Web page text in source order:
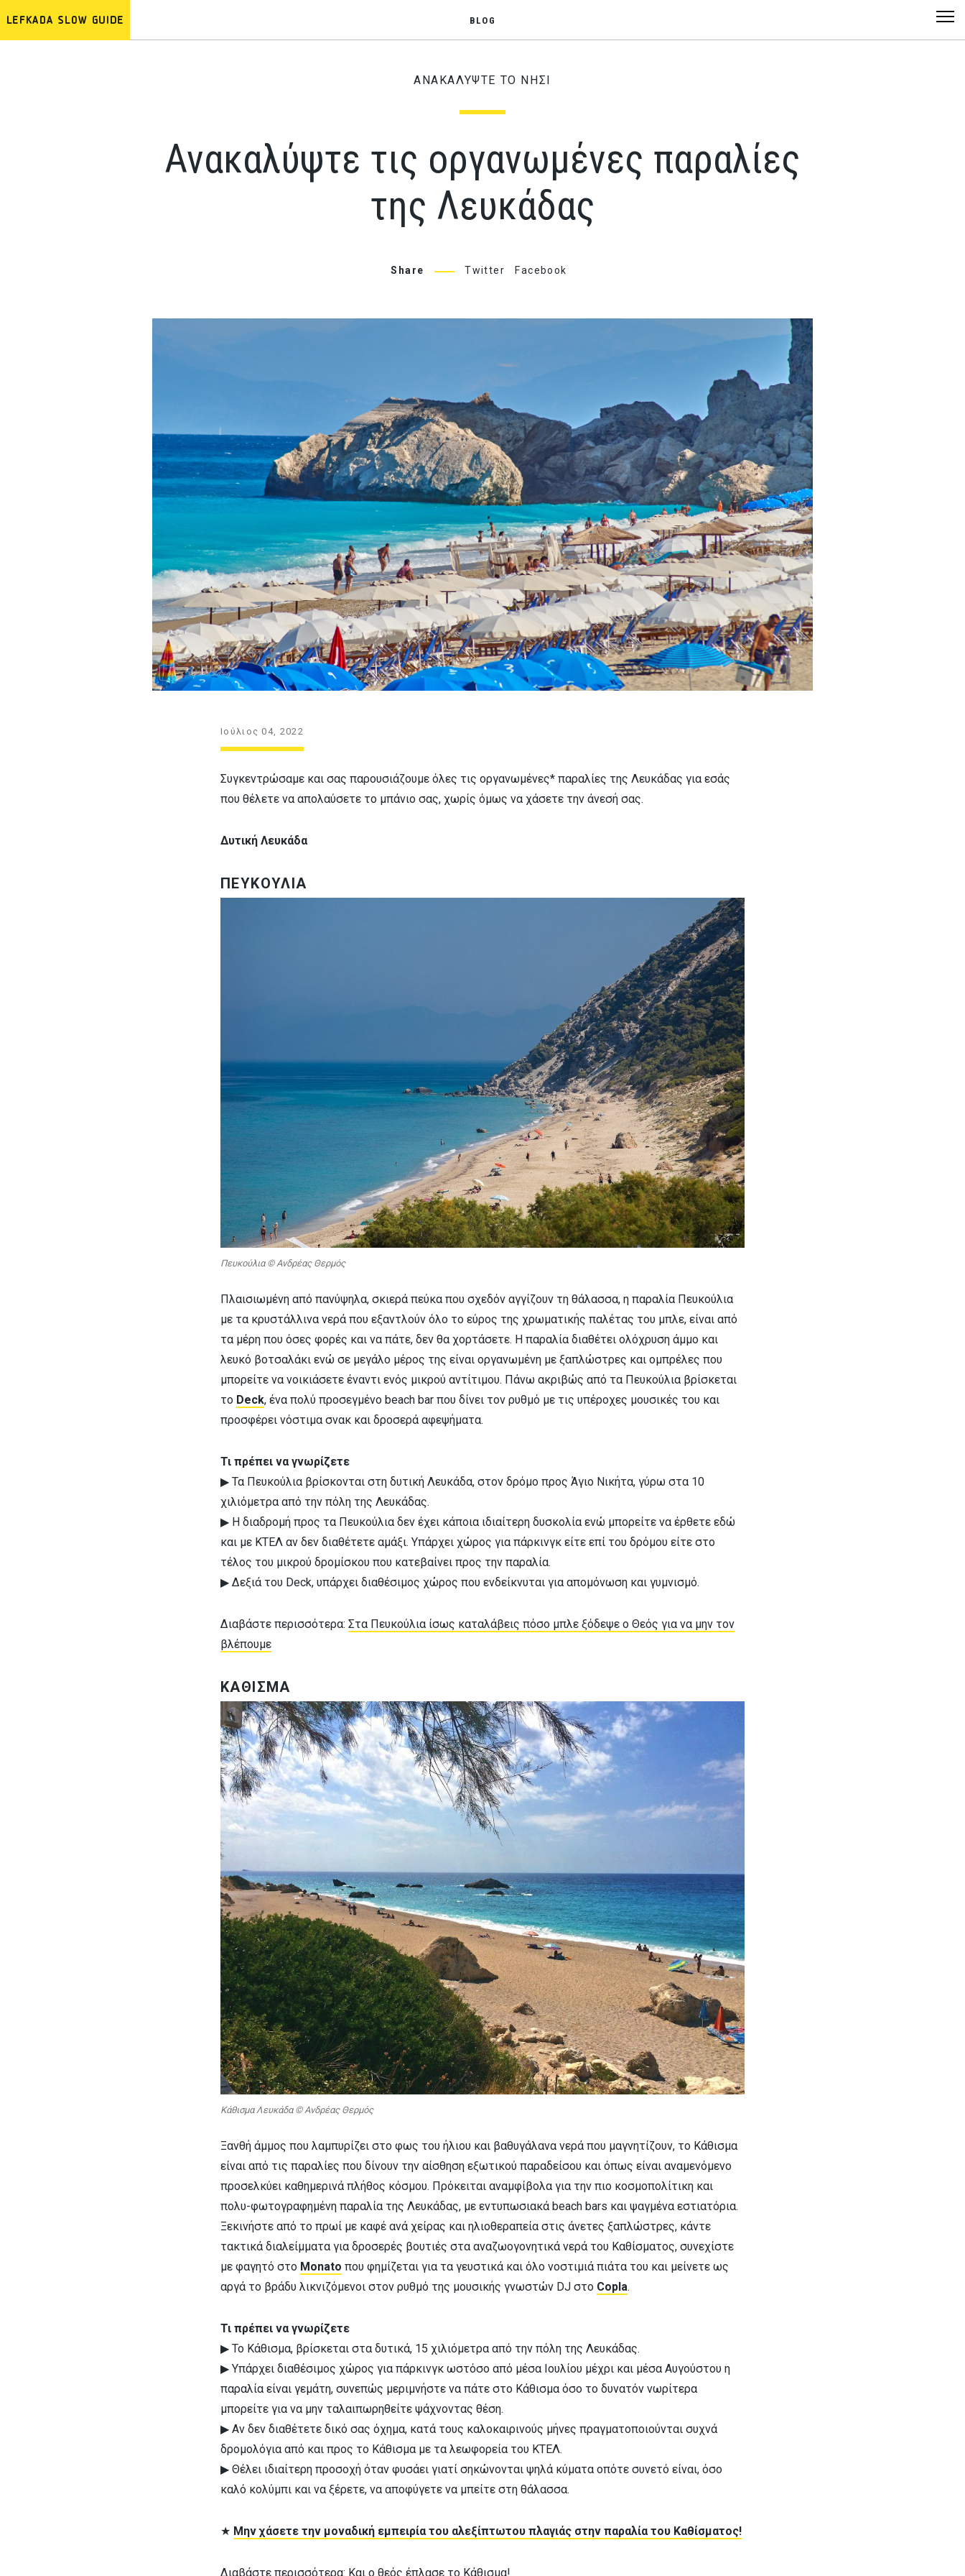
BLOG
ΑΝΑΚΑΛΥΨΤΕ ΤΟ ΝΗΣΙ
Ανακαλύψτε τις οργανωμένες παραλίες
της Λευκάδας
Share Twitter Facebook
Ιούλιος 04, 2022
Συγκεντρώσαμε και σας παρουσιάζουμε όλες τις οργανωμένες* παραλίες της Λευκάδας για εσάς
που θέλετε να απολαύσετε το μπάνιο σας, χωρίς όμως να χάσετε την άνεσή σας.
Δυτική Λευκάδα
ΠΕΥΚΟΥΛΙΑ
Πευκούλια © Ανδρέας Θερμός
Πλαισιωμένη από πανύψηλα, σκιερά πεύκα που σχεδόν αγγίζουν τη θάλασσα, η παραλία Πευκούλια
με τα κρυστάλλινα νερά που εξαντλούν όλο το εύρος της χρωματικής παλέτας του μπλε, είναι από
τα μέρη που όσες φορές και να πάτε, δεν θα χορτάσετε. Η παραλία διαθέτει ολόχρυση άμμο και
λευκό βοτσαλάκι ενώ σε μεγάλο μέρος της είναι οργανωμένη με ξαπλώστρες και ομπρέλες που
μπορείτε να νοικιάσετε έναντι ενός μικρού αντίτιμου. Πάνω ακριβώς από τα Πευκούλια βρίσκεται
το Deck, ένα πολύ προσεγμένο beach bar που δίνει τον ρυθμό με τις υπέροχες μουσικές του και
προσφέρει νόστιμα σνακ και δροσερά αφεψήματα.
Τι πρέπει να γνωρίζετε
▶ Τα Πευκούλια βρίσκονται στη δυτική Λευκάδα, στον δρόμο προς Άγιο Νικήτα, γύρω στα 10
χιλιόμετρα από την πόλη της Λευκάδας.
▶ Η διαδρομή προς τα Πευκούλια δεν έχει κάποια ιδιαίτερη δυσκολία ενώ μπορείτε να έρθετε εδώ
και με ΚΤΕΛ αν δεν διαθέτετε αμάξι. Υπάρχει χώρος για πάρκινγκ είτε επί του δρόμου είτε στο
τέλος του μικρού δρομίσκου που κατεβαίνει προς την παραλία.
▶ Δεξιά του Deck, υπάρχει διαθέσιμος χώρος που ενδείκνυται για απομόνωση και γυμνισμό.
Διαβάστε περισσότερα: Στα Πευκούλια ίσως καταλάβεις πόσο μπλε ξόδεψε ο Θεός για να μην τον
βλέπουμε
ΚΑΘΙΣΜΑ
Κάθισμα Λευκάδα © Ανδρέας Θερμός
Ξανθή άμμος που λαμπυρίζει στο φως του ήλιου και βαθυγάλανα νερά που μαγνητίζουν, το Κάθισμα
είναι από τις παραλίες που δίνουν την αίσθηση εξωτικού παραδείσου και όπως είναι αναμενόμενο
προσελκύει καθημερινά πλήθος κόσμου. Πρόκειται αναμφίβολα για την πιο κοσμοπολίτικη και
πολυ-φωτογραφημένη παραλία της Λευκάδας, με εντυπωσιακά beach bars και ψαγμένα εστιατόρια.
Ξεκινήστε από το πρωί με καφέ ανά χείρας και ηλιοθεραπεία στις άνετες ξαπλώστρες, κάντε
τακτικά διαλείμματα για δροσερές βουτιές στα αναζωογονητικά νερά του Καθίσματος, συνεχίστε
με φαγητό στο Monato που φημίζεται για τα γευστικά και όλο νοστιμιά πιάτα του και μείνετε ως
αργά το βράδυ λικνιζόμενοι στον ρυθμό της μουσικής γνωστών DJ στο Copla.
Τι πρέπει να γνωρίζετε
▶ Το Κάθισμα, βρίσκεται στα δυτικά, 15 χιλιόμετρα από την πόλη της Λευκάδας.
▶ Υπάρχει διαθέσιμος χώρος για πάρκινγκ ωστόσο από μέσα Ιουλίου μέχρι και μέσα Αυγούστου η
παραλία είναι γεμάτη, συνεπώς μεριμνήστε να πάτε στο Κάθισμα όσο το δυνατόν νωρίτερα
μπορείτε για να μην ταλαιπωρηθείτε ψάχνοντας θέση.
▶ Αν δεν διαθέτετε δικό σας όχημα, κατά τους καλοκαιρινούς μήνες πραγματοποιούνται συχνά
δρομολόγια από και προς το Κάθισμα με τα λεωφορεία του ΚΤΕΛ.
▶ Θέλει ιδιαίτερη προσοχή όταν φυσάει γιατί σηκώνονται ψηλά κύματα οπότε συνετό είναι, όσο
καλό κολύμπι και να ξέρετε, να αποφύγετε να μπείτε στη θάλασσα.
★ Μην χάσετε την μοναδική εμπειρία του αλεξίπτωτου πλαγιάς στην παραλία του Καθίσματος!
Διαβάστε περισσότερα: Και ο θεός έπλασε το Κάθισμα!